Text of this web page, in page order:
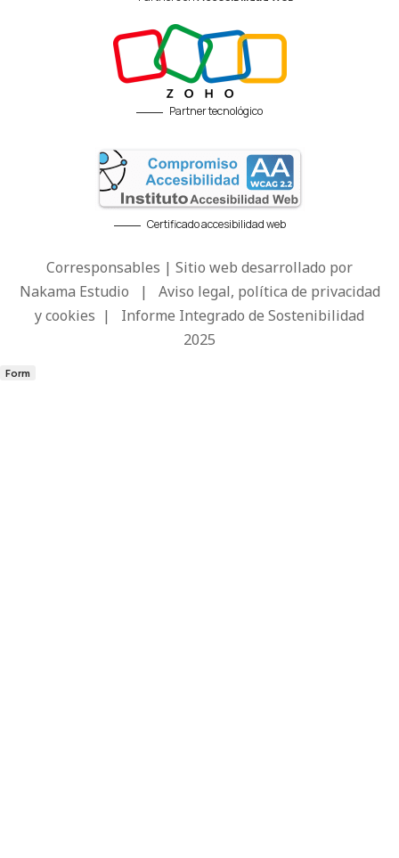
Partner tecnológico
Certificado accesibilidad web
Corresponsables | Sitio web desarrollado por
Nakama Estudio | Aviso legal, política de privacidad
y cookies | Informe Integrado de Sostenibilidad
2025
Form